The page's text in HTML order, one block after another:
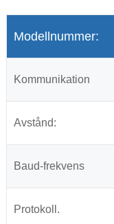
Modellnummer:
Kommunikation
Avstånd:
Baud-frekvens
Protokoll.